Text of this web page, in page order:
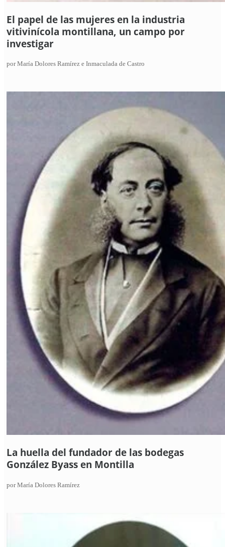
El papel de las mujeres en la industria
vitivinícola montillana, un campo por
investigar
por María Dolores Ramírez e Inmaculada de Castro
La huella del fundador de las bodegas
González Byass en Montilla
por María Dolores Ramírez